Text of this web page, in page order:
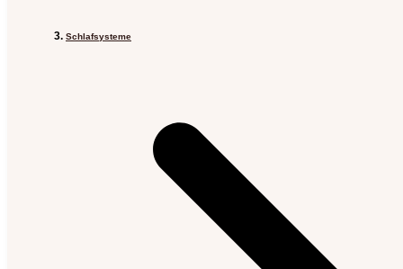
Schlafsysteme